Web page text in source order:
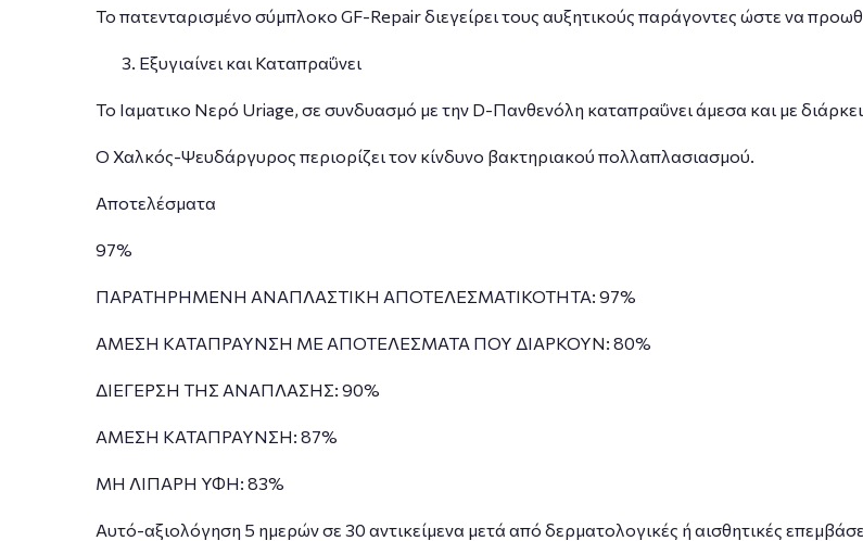
Το πατενταρισμένο σύμπλοκο GF-Repair διεγείρει τους αυξητικούς παράγοντες ώστε να
Εξυγιαίνει και Καταπραΰνει
Το Ιαματικο Νερό Uriage, σε συνδυασμό με την D-Πανθενόλη καταπραΰνει άμεσα και με
Ο Χαλκός-Ψευδάργυρος περιορίζει τον κίνδυνο βακτηριακού πολλαπλασιασμού.
Αποτελέσματα
97%
ΠΑΡΑΤΗΡΗΜΕΝΗ ΑΝΑΠΛΑΣΤΙΚΗ ΑΠΟΤΕΛΕΣΜΑΤΙΚΟΤΗΤΑ: 97%
ΑΜΕΣΗ ΚΑΤΑΠΡΑΥΝΣΗ ΜΕ ΑΠΟΤΕΛΕΣΜΑΤΑ ΠΟΥ ΔΙΑΡΚΟΥΝ: 80%
ΔΙΕΓΕΡΣΗ ΤΗΣ ΑΝΑΠΛΑΣΗΣ: 90%
ΑΜΕΣΗ ΚΑΤΑΠΡΑΥΝΣΗ: 87%
ΜΗ ΛΙΠΑΡΗ ΥΦΗ: 83%
Αυτό-αξιολόγηση 5 ημερών σε 30 αντικείμενα μετά από δερματολογικές ή αισθητικές